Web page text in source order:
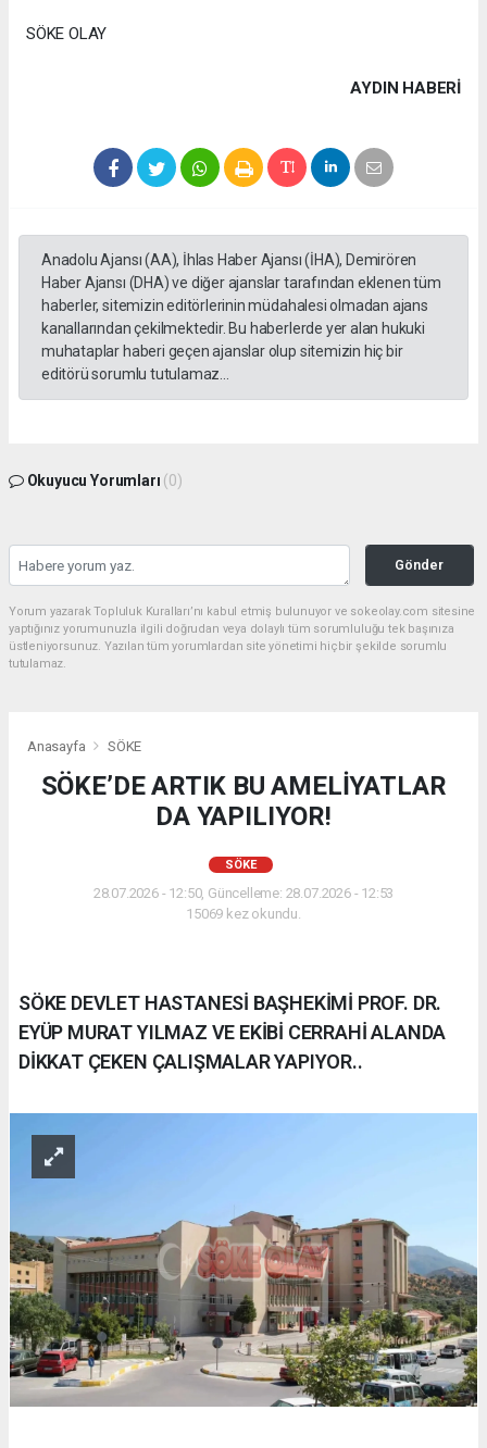
SÖKE OLAY
AYDIN HABERİ
Anadolu Ajansı (AA), İhlas Haber Ajansı (İHA), Demirören
Haber Ajansı (DHA) ve diğer ajanslar tarafından eklenen tüm
haberler, sitemizin editörlerinin müdahalesi olmadan ajans
kanallarından çekilmektedir. Bu haberlerde yer alan hukuki
muhataplar haberi geçen ajanslar olup sitemizin hiç bir
editörü sorumlu tutulamaz...
Okuyucu Yorumları (0)
Gönder
Yorum yazarak Topluluk Kuralları’nı kabul etmiş bulunuyor ve sokeolay.com sitesine
yaptığınız yorumunuzla ilgili doğrudan veya dolaylı tüm sorumluluğu tek başınıza
üstleniyorsunuz. Yazılan tüm yorumlardan site yönetimi hiçbir şekilde sorumlu
tutulamaz.
Anasayfa SÖKE
SÖKE’DE ARTIK BU AMELİYATLAR
DA YAPILIYOR!
SÖKE
28.07.2026 - 12:50, Güncelleme: 28.07.2026 - 12:53
15069 kez okundu.
SÖKE DEVLET HASTANESİ BAŞHEKİMİ PROF. DR.
EYÜP MURAT YILMAZ VE EKİBİ CERRAHİ ALANDA
DİKKAT ÇEKEN ÇALIŞMALAR YAPIYOR..